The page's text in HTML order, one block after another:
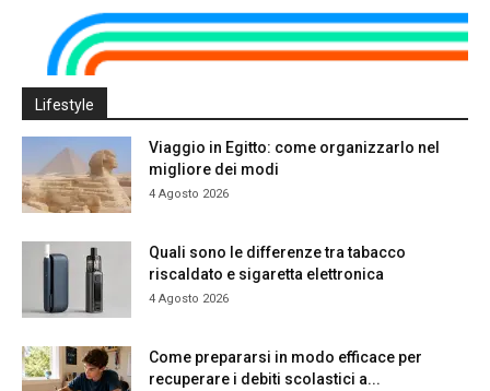
Lifestyle
Viaggio in Egitto: come organizzarlo nel
migliore dei modi
4 Agosto 2026
Quali sono le differenze tra tabacco
riscaldato e sigaretta elettronica
4 Agosto 2026
Come prepararsi in modo efficace per
recuperare i debiti scolastici a...